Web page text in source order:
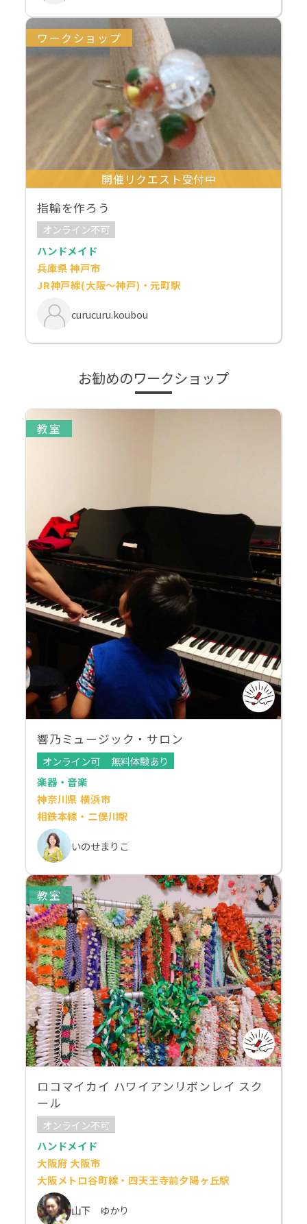
ワークショップ
開催リクエスト受付中
指輪を作ろう
オンライン不可
ハンドメイド
兵庫県 神戸市
JR神戸線(大阪～神戸)・元町駅
curucuru.koubou
お勧めのワークショップ
教室
響乃ミュージック・サロン
オンライン可
無料体験あり
楽器・音楽
神奈川県 横浜市
相鉄本線・二俣川駅
いのせまりこ
教室
ロコマイカイ ハワイアンリボンレイ スク
ール
オンライン不可
ハンドメイド
大阪府 大阪市
大阪メトロ谷町線・四天王寺前夕陽ヶ丘駅
山下 ゆかり